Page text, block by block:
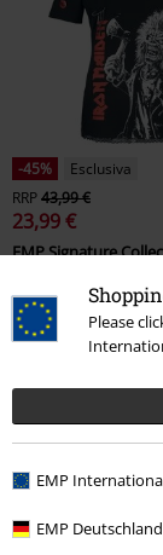
Please
EMP
EMP Deutschland
-45%
Esclusiva
RRP43,99 €
23,99 €
EMP Signature